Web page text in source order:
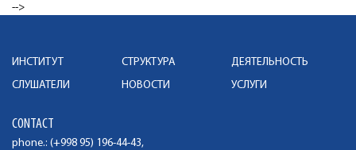
-->
ИНСТИТУТ СТРУКТУРА
ДЕЯТЕЛЬНОСТЬ
СЛУШАТЕЛИ
НОВОСТИ УСЛУГИ
CONTACT
phone.: (+998 95) 196-44-43,